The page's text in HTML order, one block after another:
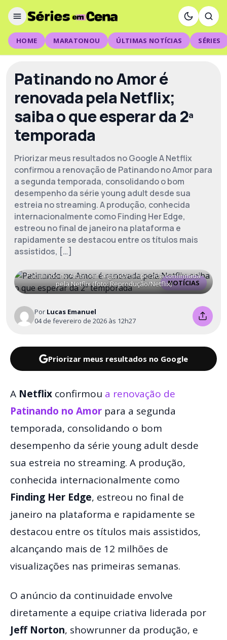
HOME MARATONOU ÚLTIMAS NOTÍCIAS SÉRIES
Patinando no Amor é
renovada pela Netflix;
saiba o que esperar da 2ª
temporada
Priorizar meus resultados no Google A Netflix
confirmou a renovação de Patinando no Amor para
a segunda temporada, consolidando o bom
desempenho da série young adult desde sua
estreia no streaming. A produção, conhecida
internacionalmente como Finding Her Edge,
estreou no final de janeiro na plataforma e
rapidamente se destacou entre os títulos mais
assistidos, […]
NOTÍCIAS
Patinando no Amor tem segunda temporada confirmada
pela Netflix (foto: Reprodução/Netflix)
Por Lucas Emanuel
04 de fevereiro de 2026 às 12h27
Priorizar meus resultados no Google
A Netflix confirmou a renovação de
Patinando no Amor para a segunda
temporada, consolidando o bom
desempenho da série young adult desde
sua estreia no streaming. A produção,
conhecida internacionalmente como
Finding Her Edge, estreou no final de
janeiro na plataforma e rapidamente se
destacou entre os títulos mais assistidos,
alcançando mais de 12 milhões de
visualizações nas primeiras semanas.
O anúncio da continuidade envolve
diretamente a equipe criativa liderada por
Jeff Norton, showrunner da produção, e